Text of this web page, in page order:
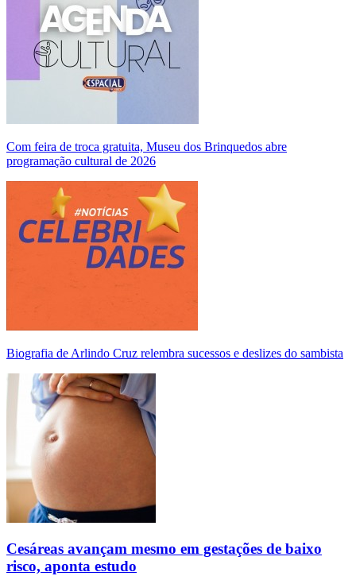
Com feira de troca gratuita, Museu dos Brinquedos abre
programação cultural de 2026
Biografia de Arlindo Cruz relembra sucessos e deslizes do sambista
Cesáreas avançam mesmo em gestações de baixo
risco, aponta estudo